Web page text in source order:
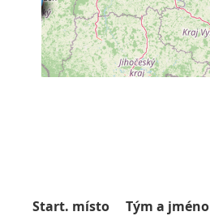
Start. místo Tým a jméno